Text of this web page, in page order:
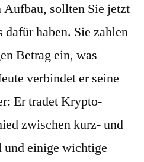
sollten Sie jetzt
dafür haben. Sie zahlen
Betrag ein, was
verbindet er seine
Er tradet Krypto-
zwischen kurz- und
einige wichtige